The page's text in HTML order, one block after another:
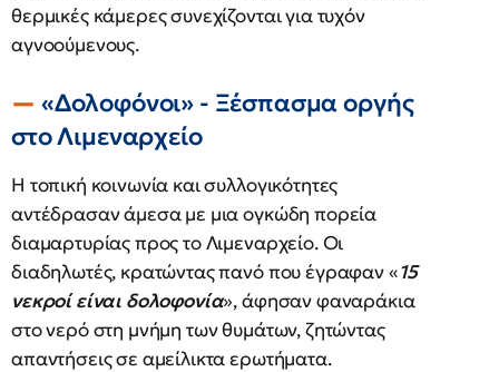
θερμικές κάμερες συνεχίζονται για τυχόν
αγνοούμενους.
«Δολοφόνοι» - Ξέσπασμα οργής
στο Λιμεναρχείο
Η τοπική κοινωνία και συλλογικότητες
αντέδρασαν άμεσα με μια ογκώδη πορεία
διαμαρτυρίας προς το Λιμεναρχείο. Οι
διαδηλωτές, κρατώντας πανό που έγραφαν «15
νεκροί είναι δολοφονία», άφησαν φαναράκια
στο νερό στη μνήμη των θυμάτων, ζητώντας
απαντήσεις σε αμείλικτα ερωτήματα.